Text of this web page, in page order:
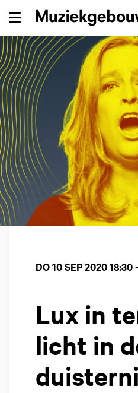
Menu
Lux in
licht in
DO 10 SEP 202018:30